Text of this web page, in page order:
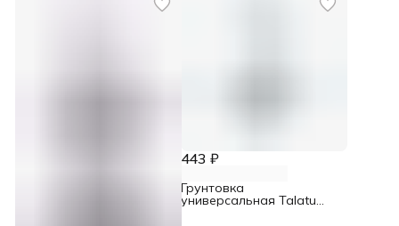
443 ₽
Грунтовка
универсальная Talatu